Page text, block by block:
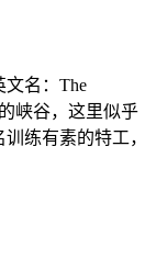
文名：The
峡谷，这里似乎
练有素的特工，